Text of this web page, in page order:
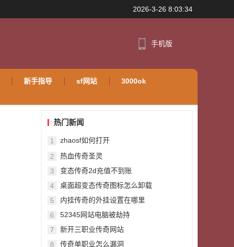
2026-3-26 8:03:34
手机版
新手指导 sf网站
3000ok
热门新闻
1
zhaosf如何打开
2
热血传奇圣灵
3
变态传奇2d充值不到账
4
桌面超变态传奇图标怎么卸载
5
内挂传奇的外挂设置在哪里
6
52345网站电脑被劫持
7
新开三职业传奇网站
8
传奇单职业怎么漏洞